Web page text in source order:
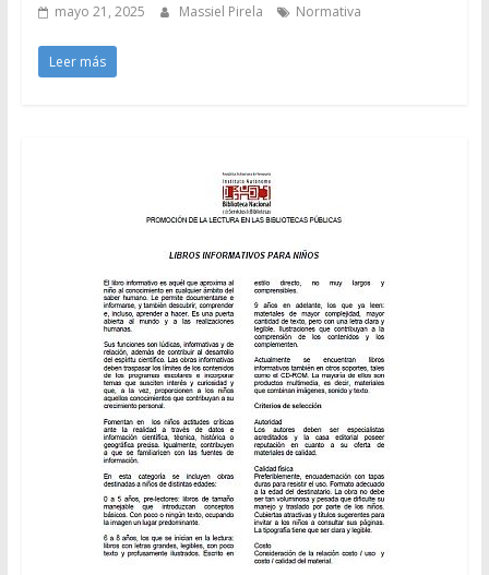
mayo 21, 2025 Massiel Pirela Normativa
Leer más